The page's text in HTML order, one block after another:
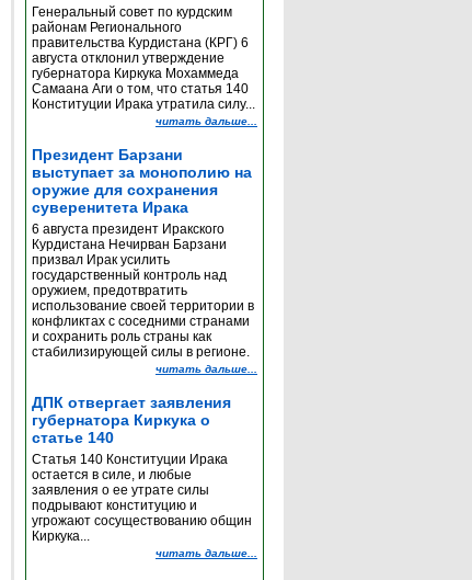
Генеральный совет по курдским
районам Регионального
правительства Курдистана (КРГ) 6
августа отклонил утверждение
губернатора Киркука Мохаммеда
Самаана Аги о том, что статья 140
Конституции Ирака утратила силу...
читать дальше...
Президент Барзани
выступает за монополию на
оружие для сохранения
суверенитета Ирака
6 августа президент Иракского
Курдистана Нечирван Барзани
призвал Ирак усилить
государственный контроль над
оружием, предотвратить
использование своей территории в
конфликтах с соседними странами
и сохранить роль страны как
стабилизирующей силы в регионе.
читать дальше...
ДПК отвергает заявления
губернатора Киркука о
статье 140
Статья 140 Конституции Ирака
остается в силе, и любые
заявления о ее утрате силы
подрывают конституцию и
угрожают сосуществованию общин
Киркука...
читать дальше...